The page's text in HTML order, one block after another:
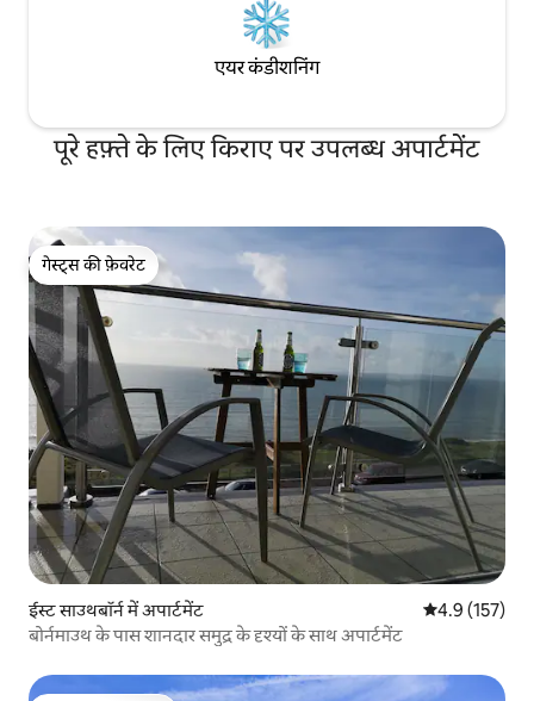
एयर कंडीशनिंग
पूरे हफ़्ते के लिए किराए पर उपलब्ध अपार्टमेंट
गेस्ट्स की फ़ेवरेट
गेस्ट्स की फ़ेवरेट
ईस्ट साउथबॉर्न में अपार्टमेंट औसत रेटिंग 5 में
4.9 (157)
बोर्नमाउथ के पास शानदार समुद्र के दृश्यों के साथ अपार्टमेंट